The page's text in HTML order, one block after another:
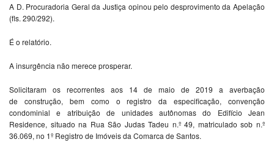
A D. Procuradoria Geral da Justiça opinou pelo desprovimento da Apelação
(fls. 290/292).
É o relatório.
A insurgência não merece prosperar.
Solicitaram os recorrentes aos 14 de maio de 2019 a averbação
de construção, bem como o registro da especificação, convenção
condominial e atribuição de unidades autônomas do Edifício Jean
Residence, situado na Rua São Judas Tadeu n.º 49, matriculado sob n.º
36.069, no 1º Registro de Imóveis da Comarca de Santos.